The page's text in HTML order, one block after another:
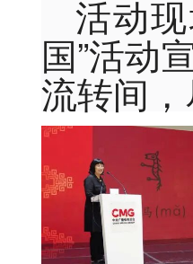
活动
国”活动
流转间